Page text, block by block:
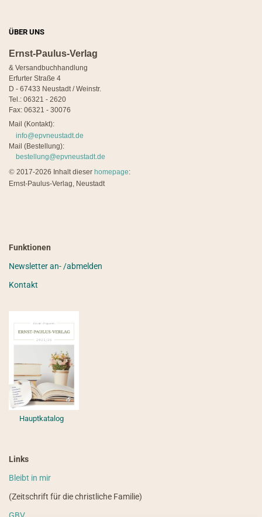
ÜBER UNS
Ernst-Paulus-Verlag
& Versandbuchhandlung
Erfurter Straße 4
D - 67433 Neustadt / Weinstr.
Tel.: 06321 - 2620
Fax: 06321 - 30076
Mail (Kontakt):
info@epvneustadt.de
Mail (Bestellung):
bestellung@epvneustadt.de
© 2017-2026 Inhalt dieser homepage:
Ernst-Paulus-Verlag, Neustadt
Funktionen
Newsletter an- /abmelden
Kontakt
Hauptkatalog
Links
Bleibt in mir
(Zeitschrift für die christliche Familie)